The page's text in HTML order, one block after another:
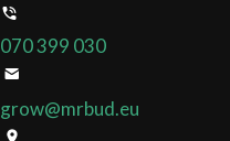
070 399 030
grow@mrbud.eu